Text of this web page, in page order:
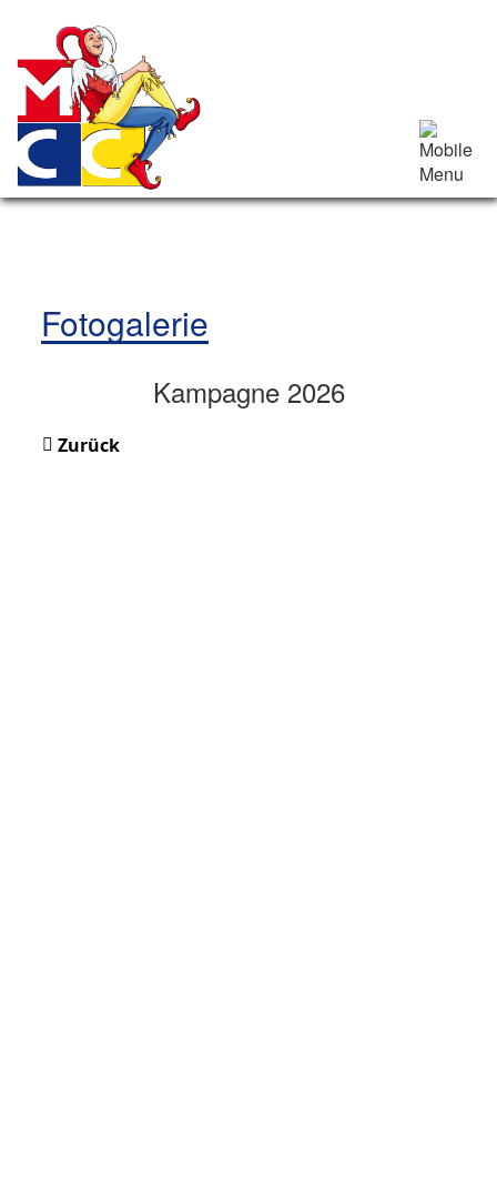
Fotogalerie
Kampagne 2026
Zurück